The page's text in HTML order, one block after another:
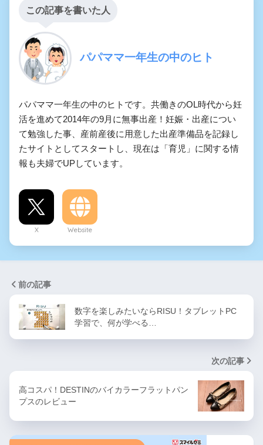
この記事を書いた人
パパママ一年生の中のヒト
パパママ一年生の中のヒトです。共働きのOL時代から妊
活を進めて2014年の9月に無事出産！妊娠・出産につい
て勉強した事、産前産後に用意した出産準備品を記録し
たサイトとしてスタートし、現在は「育児」に関する情
報も夫婦でUPしています。
X Website
前の記事
数字を楽しみたいならRISU！タブレットPC
学習で、何が学べる…
次の記事
高コスパ！DESTINのバイカラーフラットパン
プスのレビュー